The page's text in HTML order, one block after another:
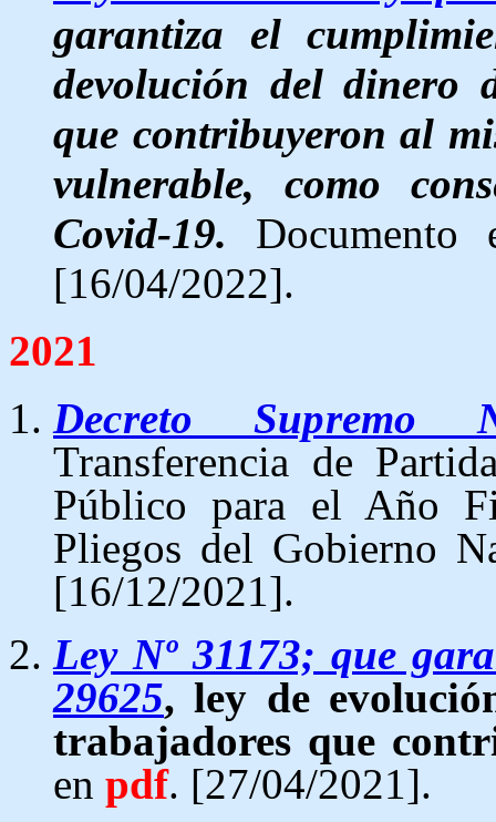
garantiza el
devolución del dinero
que contribuyeron al
vulnerable, como
Covid-19.
[16/04/2022].
2021
Decreto Supremo
Transferencia de
Público para el Año
Pliegos del Gobierno
[16/12/2021].
Ley Nº 31173; que
29625, ley de
trabajadores que
en pdf. [27/04/2021].